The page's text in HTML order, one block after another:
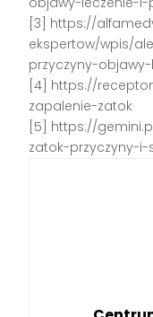
[3] https://
ekspertow/wpis/
przyczyny-objawy-
[4] https://
zapalenie-zatok
[5] https://
zatok-przyczyny-i-